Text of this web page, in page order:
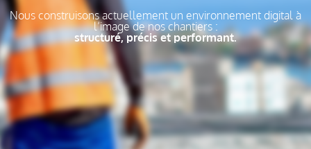
Nous construisons actuellement un environnement digital à
l’image de nos chantiers :
structuré, précis et performant.